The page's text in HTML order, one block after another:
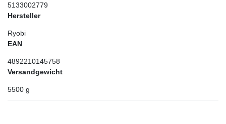
5133002779
Hersteller
Ryobi
EAN
4892210145758
Versandgewicht
5500 g